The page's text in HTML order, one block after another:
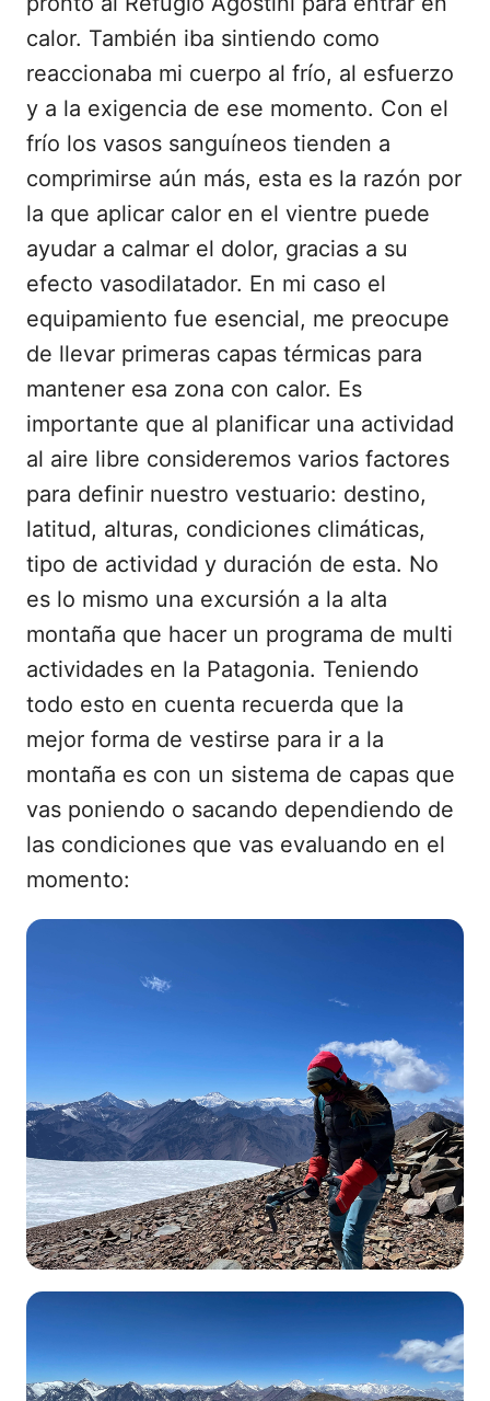
calor. También iba sintiendo como
reaccionaba mi cuerpo al frío, al esfuerzo
y a la exigencia de ese momento. Con el
frío los vasos sanguíneos tienden a
comprimirse aún más, esta es la razón por
la que aplicar calor en el vientre puede
ayudar a calmar el dolor, gracias a su
efecto vasodilatador. En mi caso el
equipamiento fue esencial, me preocupe
de llevar primeras capas térmicas para
mantener esa zona con calor. Es
importante que al planificar una actividad
al aire libre consideremos varios factores
para definir nuestro vestuario: destino,
latitud, alturas, condiciones climáticas,
tipo de actividad y duración de esta. No
es lo mismo una excursión a la alta
montaña que hacer un programa de multi
actividades en la Patagonia. Teniendo
todo esto en cuenta recuerda que la
mejor forma de vestirse para ir a la
montaña es con un sistema de capas que
vas poniendo o sacando dependiendo de
las condiciones que vas evaluando en el
momento: